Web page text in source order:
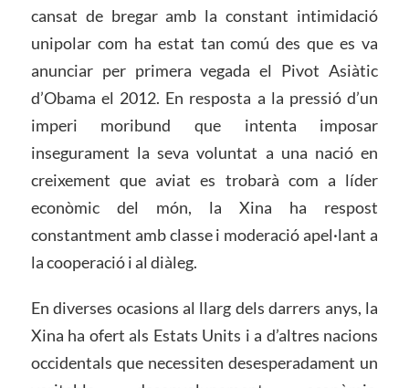
cansat de bregar amb la constant intimidació
unipolar com ha estat tan comú des que es va
anunciar per primera vegada el Pivot Asiàtic
d’Obama el 2012. En resposta a la pressió d’un
imperi moribund que intenta imposar
insegurament la seva voluntat a una nació en
creixement que aviat es trobarà com a líder
econòmic del món, la Xina ha respost
constantment amb classe i moderació apel·lant a
la cooperació i al diàleg.
En diverses ocasions al llarg dels darrers anys, la
Xina ha ofert als Estats Units i a d’altres nacions
occidentals que necessiten desesperadament un